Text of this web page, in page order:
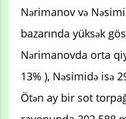
Nərimanov və
bazarında yüksək
Nərimanovda orta
13% ), Nəsimidə isə
Ötən ay bir sot